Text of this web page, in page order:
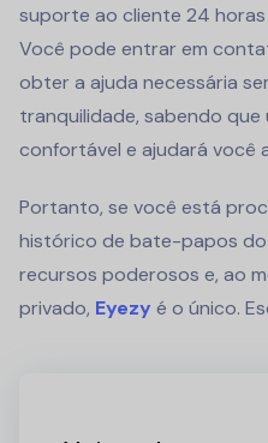
suporte ao cliente 24
Você pode entrar em
obter a ajuda necessária
tranquilidade, sabendo
confortável e ajudará você
Portanto, se você está
histórico de bate-papos
recursos poderosos e, ao
privado, Eyezy é o único.